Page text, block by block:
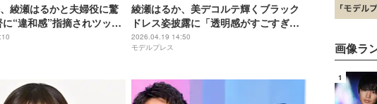
綾瀬はるかと夫婦役に驚
“違和感”指摘されツッコ
かい！」【箱の中の羊】
綾瀬はるか、美デコルテ輝くブラック
ドレス姿披露に「透明感がすごすぎて
眩しい」「女神」と反響
2026.04.19 14:50
モデルプレス
画像ラ
1